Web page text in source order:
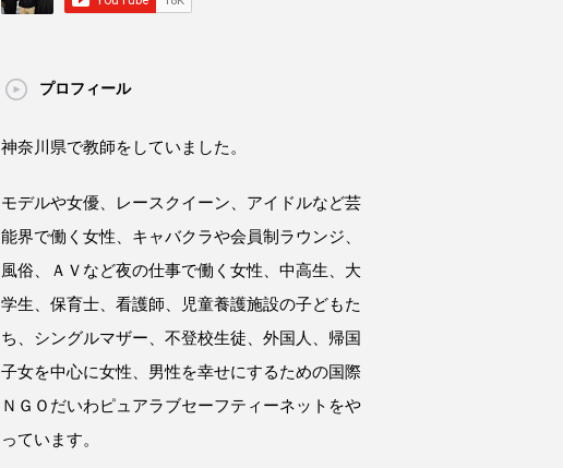
プロフィール
神奈川県で教師をしていました。
モデルや女優、レースクイーン、アイドルなど芸
能界で働く女性、キャバクラや会員制ラウンジ、
風俗、ＡＶなど夜の仕事で働く女性、中高生、大
学生、保育士、看護師、児童養護施設の子どもた
ち、シングルマザー、不登校生徒、外国人、帰国
子女を中心に女性、男性を幸せにするための国際
ＮＧＯだいわピュアラブセーフティーネットをや
っています。